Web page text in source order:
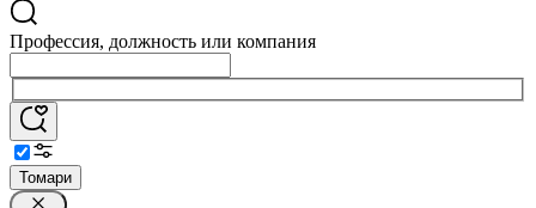
Профессия, должность или компания
Томари